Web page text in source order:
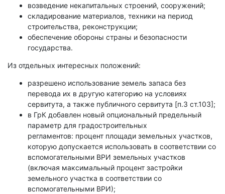
возведение некапитальных строений, сооружений;
складирование материалов, техники на период
строительства, реконструкции;
обеспечение обороны страны и безопасности
государства.
Из отдельных интересных положений:
разрешено использование земель запаса без
перевода их в другую категорию на условиях
сервитута, а также публичного сервитута [п.3 ст.103];
в ГрК добавлен новый опциональный предельный
параметр для градостроительных
регламентов: процент площади земельных участков,
которую допускается использовать в соответствии со
вспомогательными ВРИ земельных участков
(включая максимальный процент застройки
земельного участка в соответствии со
вспомогательными ВРИ);